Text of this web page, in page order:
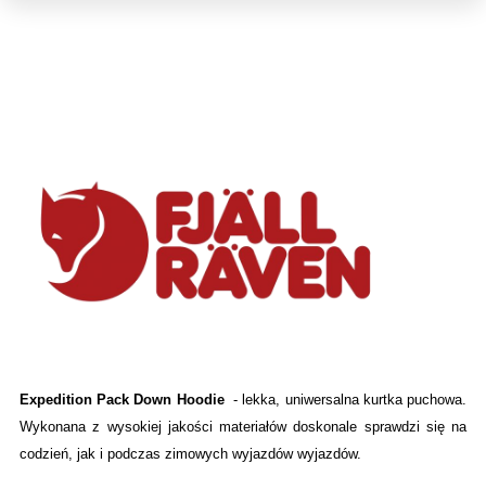
Expedition Pack Down Hoodie- lekka, uniwersalna kurtka puchowa.
Wykonana z wysokiej jakości materiałów doskonale sprawdzi się na
codzień, jak i podczas zimowych wyjazdów wyjazdów.